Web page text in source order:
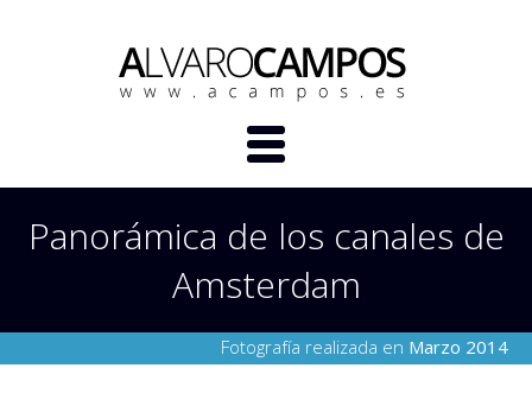
Panorámica de los canales de
Amsterdam
Fotografía realizada en Marzo 2014